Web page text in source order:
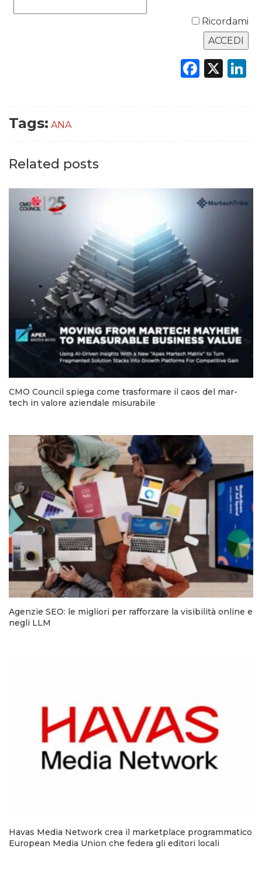
Ricordami
X
Tags: ANA
Related posts
CMO Council spiega come trasformare il caos del mar-
tech in valore aziendale misurabile
Agenzie SEO: le migliori per rafforzare la visibilità online e
negli LLM
Havas Media Network crea il marketplace programmatico
European Media Union che federa gli editori locali